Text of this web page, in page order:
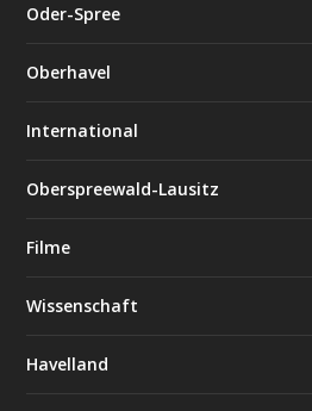
Oder-Spree
Oberhavel
International
Oberspreewald-Lausitz
Filme
Wissenschaft
Havelland